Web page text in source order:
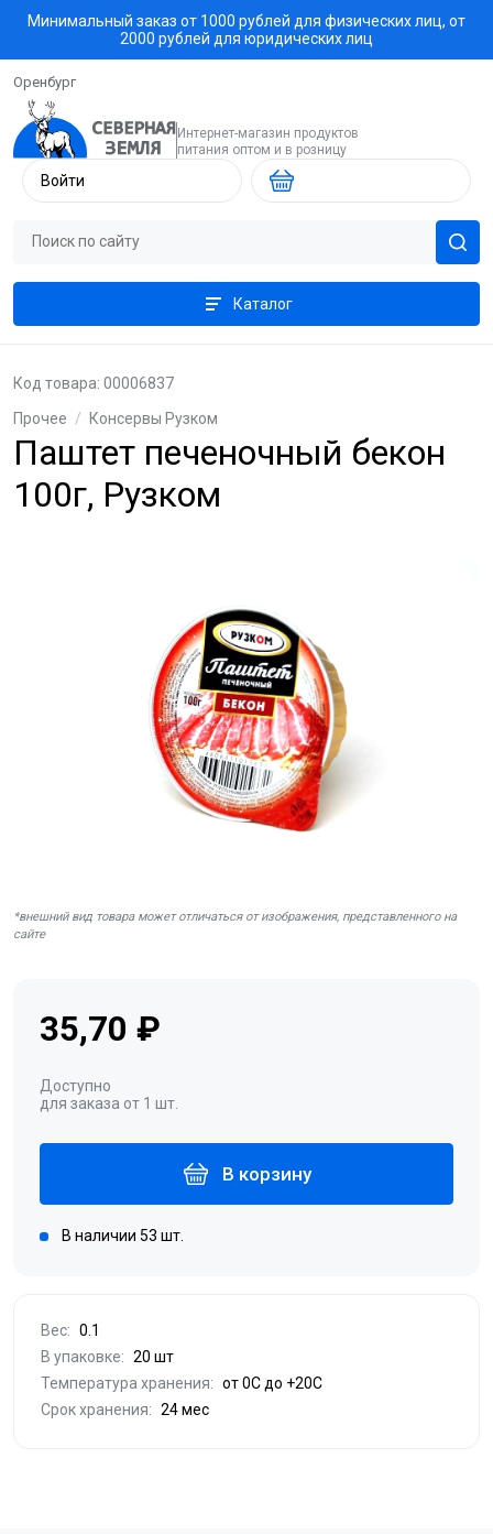
Минимальный заказ от 1000 рублей для физических лиц, от
2000 рублей для юридических лиц
Оренбург
Интернет-магазин продуктов
питания оптом и в розницу
Войти
Каталог
Прочее / Консервы Рузком
Паштет печеночный бекон
100г, Рузком
Код товара: 00006837
*внешний вид товара может отличаться от изображения, представленного на
сайте
35,70 ₽
Доступно
для заказа от 1 шт.
В корзину
В наличии 53 шт.
Вес: 0.1
В упаковке: 20 шт
Температура хранения: от 0С до +20С
Срок хранения: 24 мес